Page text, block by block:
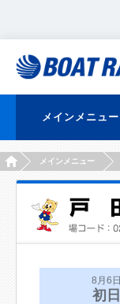
メインメニュー
HOMEメインメニュー
8月6日
初日